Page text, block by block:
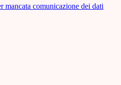
mancata comunicazione dei dati